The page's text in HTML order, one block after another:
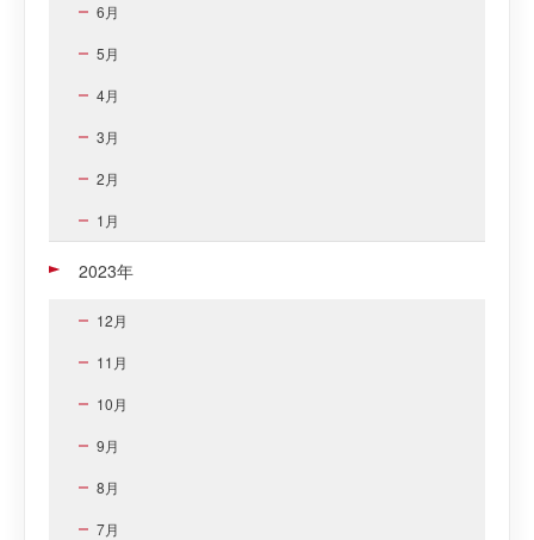
6月
5月
4月
3月
2月
1月
2023年
12月
11月
10月
9月
8月
7月